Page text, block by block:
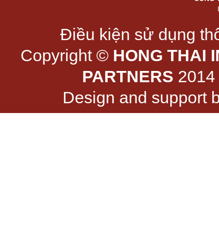
Điều kiện sử dụng
Copyright © HONG THAI
PARTNERS
Design and support